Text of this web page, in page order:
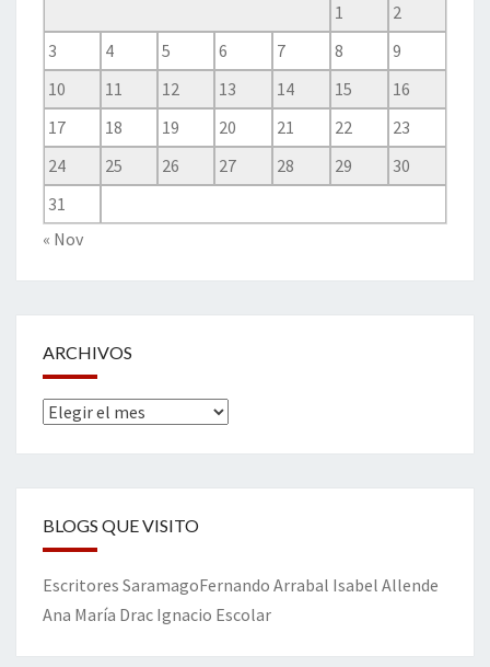
1
2
3
4 5 6 7 8
9
10
11 12 13 14 15
16
17
18 19 20 21 22
23
24
25 26 27 28 29
30
31
« Nov
ARCHIVOS
Archivos
BLOGS QUE VISITO
Escritores SaramagoFernando Arrabal Isabel Allende
Ana María Drac Ignacio Escolar